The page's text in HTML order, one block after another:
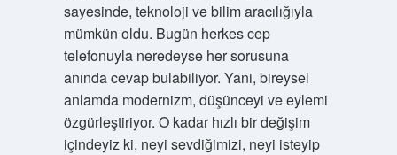
sayesinde, teknoloji ve bilim aracılığıyla
mümkün oldu. Bugün herkes cep
telefonuyla neredeyse her sorusuna
anında cevap bulabiliyor. Yani, bireysel
anlamda modernizm, düşünceyi ve eylemi
özgürleştiriyor. O kadar hızlı bir değişim
içindeyiz ki, neyi sevdiğimizi, neyi isteyip